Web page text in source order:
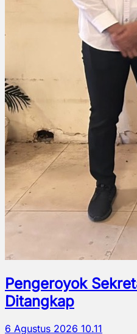
Pengeroyok
Ditangkap
6 Agustus 2026 10.11